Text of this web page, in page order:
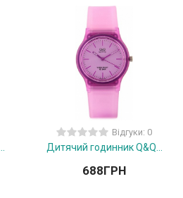
Відгуки: 0
Дитячий годинник Q&Q...
688ГРН